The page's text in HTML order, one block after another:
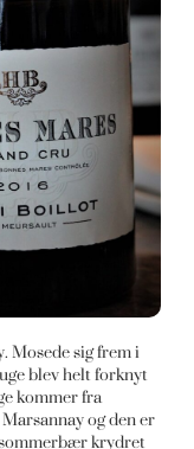
Mosede sig frem i
blev helt forknyt
kommer fra
og den er
krydret